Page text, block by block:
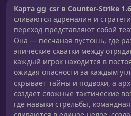
Карта gg_csr в Counter-Strike 1.6
сливаются адреналин и
переход представляют собой
Она — песчаная пустошь, где
эпические схватки между
каждый игрок находится в
ожидая опасности за каждым
скрывает тайны и подвохи, а
создает сложные тактические
где навыки стрельбы,